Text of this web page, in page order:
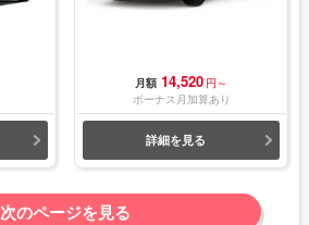
月額 14,520 円～
ボーナス月加算あり
詳細を見る
次のページを見る